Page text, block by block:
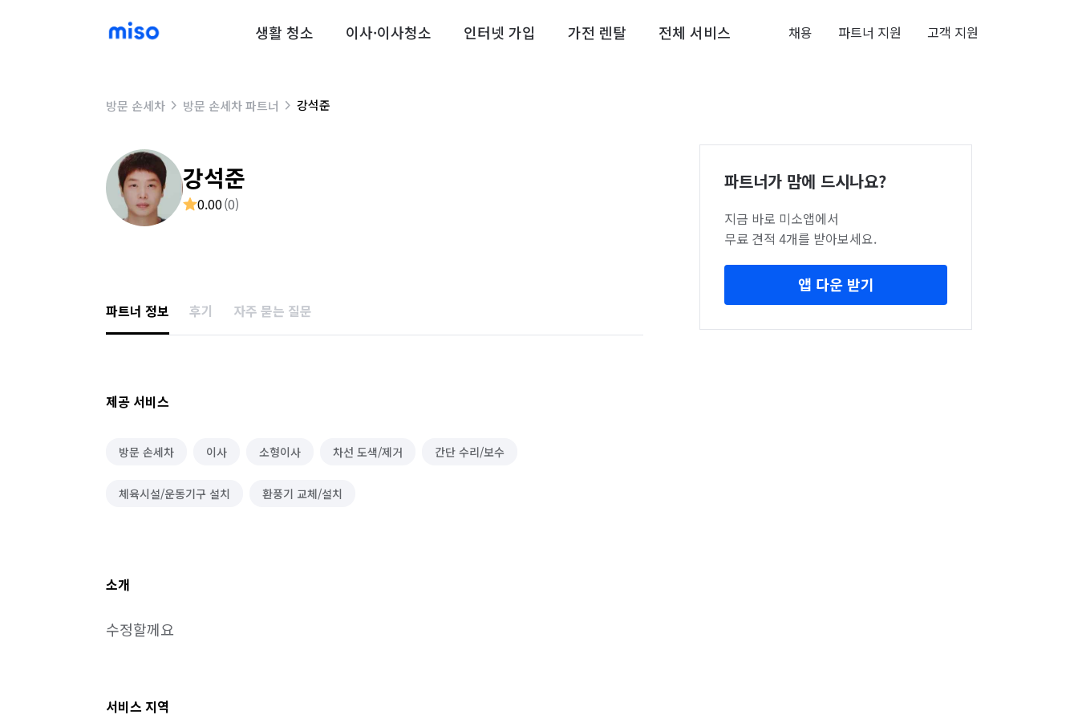
생활 청소 이사·이사청소 인터넷 가입 가전 렌탈 전체 서비스 채용 파트너 지원 고객 지원
방문 손세차 방문 손세차 파트너 강석준
강석준
0.00(0)
파트너 정보 후기 자주 묻는 질문
제공 서비스
방문 손세차 이사 소형이사 차선 도색/제거 간단 수리/보수
체육시설/운동기구 설치 환풍기 교체/설치
소개
수정할께요
서비스 지역
파트너가 맘에 드시나요?
지금 바로 미소앱에서
무료 견적 4개를 받아보세요.
앱 다운 받기